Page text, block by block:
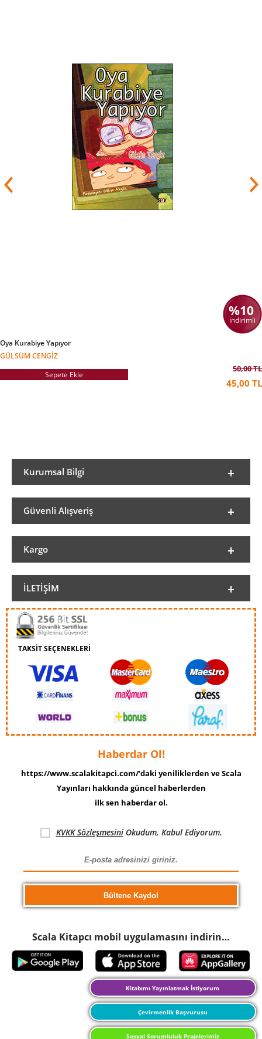
%10
indirimli
Oya Kurabiye Yapıyor
GÜLSÜM CENGIZ
Sepete Ekle
50,00 TL
45,00 TL
Kurumsal Bilgi
Güvenli Alışveriş
Kargo
İLETIŞIM
TAKSİT SEÇENEKLERİ
Haberdar Ol!
https://www.scalakitapci.com/’daki yeniliklerden ve Scala
Yayınları hakkında güncel haberlerden
ilk sen haberdar ol.
KVKK SözleşmesiniOkudum, Kabul Ediyorum.
Scala Kitapcı mobil uygulamasını indirin…
Kitabımı Yayınlatmak İstiyorum
Çevirmenlik Başvurusu
Sosyal Sorumluluk Projelerimiz